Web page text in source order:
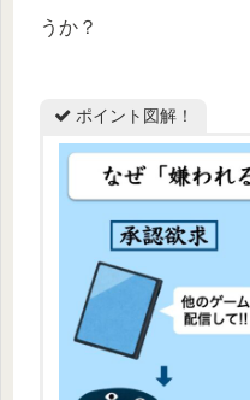
うか？
ポイント図解！